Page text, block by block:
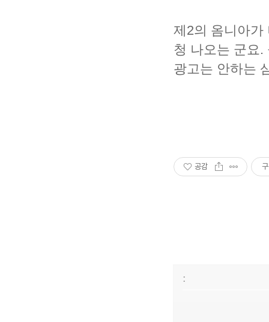
제2의 옴니아가
청 나오는 군요
광고는 안하는
공감
: